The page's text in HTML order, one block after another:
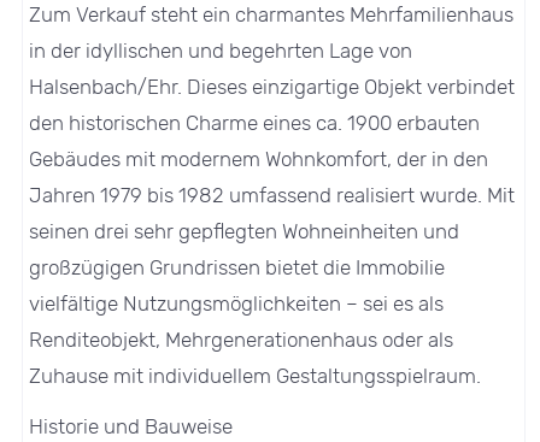
Zum Verkauf steht ein charmantes Mehrfamilienhaus
in der idyllischen und begehrten Lage von
Halsenbach/Ehr. Dieses einzigartige Objekt verbindet
den historischen Charme eines ca. 1900 erbauten
Gebäudes mit modernem Wohnkomfort, der in den
Jahren 1979 bis 1982 umfassend realisiert wurde. Mit
seinen drei sehr gepflegten Wohneinheiten und
großzügigen Grundrissen bietet die Immobilie
vielfältige Nutzungsmöglichkeiten – sei es als
Renditeobjekt, Mehrgenerationenhaus oder als
Zuhause mit individuellem Gestaltungsspielraum.
Historie und Bauweise